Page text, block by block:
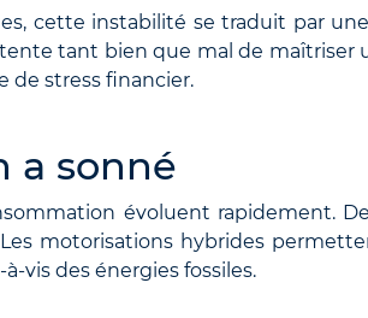
cette instabilité se traduit par
tant bien que mal de
de stress financier.
a sonné
évoluent rapidement.
motorisations hybrides
vis des énergies fossiles.